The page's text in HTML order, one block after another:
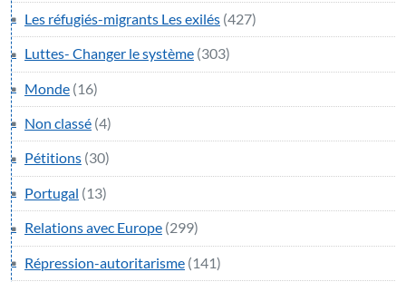
Les réfugiés-migrants Les exilés (427)
Luttes- Changer le système (303)
Monde (16)
Non classé (4)
Pétitions (30)
Portugal (13)
Relations avec Europe (299)
Répression-autoritarisme (141)